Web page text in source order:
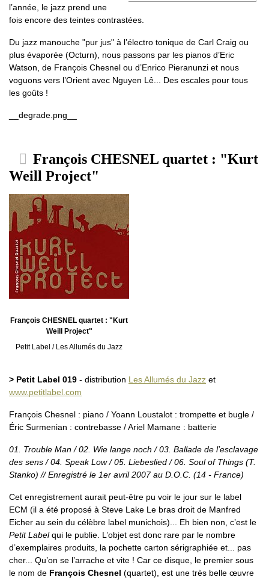
l’année, le jazz prend une
fois encore des teintes contrastées.
Du jazz manouche "pur jus" à l’électro tonique de Carl Craig ou
plus évaporée (Octurn), nous passons par les pianos d’Eric
Watson, de François Chesnel ou d’Enrico Pieranunzi et nous
voguons vers l’Orient avec Nguyen Lê... Des escales pour tous
les goûts !
__degrade.png__
François CHESNEL quartet : "Kurt
Weill Project"
François CHESNEL quartet : "Kurt
Weill Project"
Petit Label / Les Allumés du Jazz
> Petit Label 019 - distribution Les Allumés du Jazz et
www.petitlabel.com
François Chesnel : piano / Yoann Loustalot : trompette et bugle /
Éric Surmenian : contrebasse / Ariel Mamane : batterie
01. Trouble Man / 02. Wie lange noch / 03. Ballade de l’esclavage
des sens / 04. Speak Low / 05. Liebeslied / 06. Soul of Things (T.
Stanko) // Enregistré le 1er avril 2007 au D.O.C. (14 - France)
Cet enregistrement aurait peut-être pu voir le jour sur le label
ECM (il a été proposé à Steve Lake Le bras droit de Manfred
Eicher au sein du célèbre label munichois)... Eh bien non, c’est le
Petit Labelqui le publie. L’objet est donc rare par le nombre
d’exemplaires produits, la pochette carton sérigraphiée et... pas
cher... Qu’on se l’arrache et vite ! Car ce disque, le premier sous
le nom de François Chesnel (quartet), est une très belle œuvre